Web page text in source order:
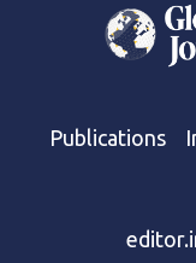
Publications